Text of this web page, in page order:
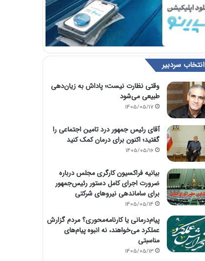
انتخاب سردبیر
وقتی نظارت نیست؛ پاداش به زیان‌دهی
طبیعی می‌شود
1405/05/17
آقای رئیس جمهور درد تامین اجتماعی را
گفتید؛ اکنون برای درمان کمک کنید
1405/05/16
بیانیه فراکسیون کارگری مجلس درباره
ضرورت اجرای کامل دستور رئیس‌جمهور
برای ساماندهی نیروهای شرکتی
1405/05/14
پیام‌درمانی یا کارنامه‌محوری؟ مردم گزارش
عملکرد می‌خواهند، نه انبوه پیام‌های
مناسبتی
1405/05/13